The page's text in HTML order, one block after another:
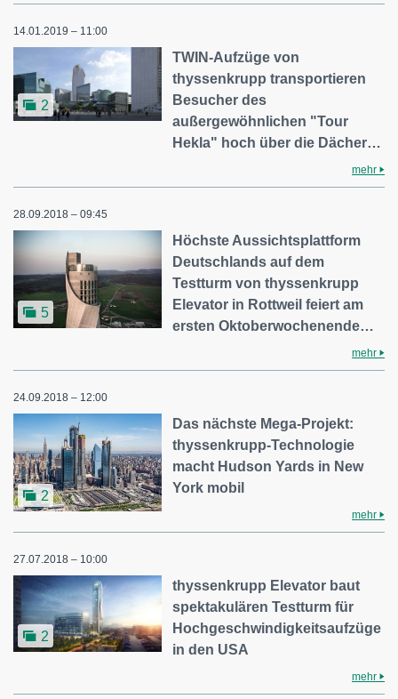
14.01.2019 – 11:00
2
TWIN-Aufzüge von
thyssenkrupp transportieren
Besucher des
außergewöhnlichen "Tour
Hekla" hoch über die Dächer…
mehr
28.09.2018 – 09:45
5
Höchste Aussichtsplattform
Deutschlands auf dem
Testturm von thyssenkrupp
Elevator in Rottweil feiert am
ersten Oktoberwochenende…
mehr
24.09.2018 – 12:00
2
Das nächste Mega-Projekt:
thyssenkrupp-Technologie
macht Hudson Yards in New
York mobil
mehr
27.07.2018 – 10:00
2
thyssenkrupp Elevator baut
spektakulären Testturm für
Hochgeschwindigkeitsaufzüge
in den USA
mehr